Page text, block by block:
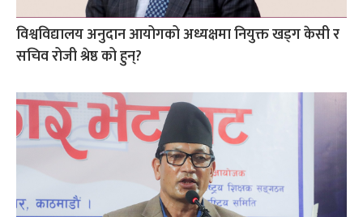
विश्वविद्यालय अनुदान आयोगको अध्यक्षमा नियुक्त खड्ग केसी र
सचिव रोजी श्रेष्ठ को हुन्?